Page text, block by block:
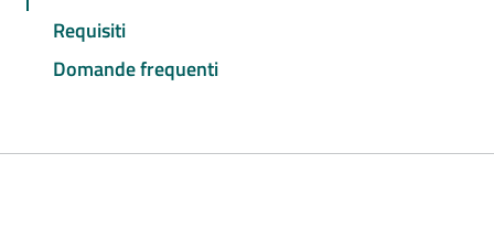
Requisiti
Domande frequenti